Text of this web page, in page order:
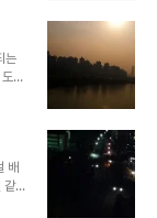
는
움
인
배
같